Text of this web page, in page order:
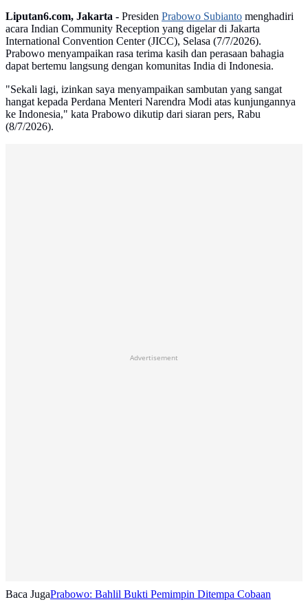
Liputan6.com, Jakarta - Presiden Prabowo Subianto menghadiri
acara Indian Community Reception yang digelar di Jakarta
International Convention Center (JICC), Selasa (7/7/2026).
Prabowo menyampaikan rasa terima kasih dan perasaan bahagia
dapat bertemu langsung dengan komunitas India di Indonesia.
"Sekali lagi, izinkan saya menyampaikan sambutan yang sangat
hangat kepada Perdana Menteri Narendra Modi atas kunjungannya
ke Indonesia," kata Prabowo dikutip dari siaran pers, Rabu
(8/7/2026).
Advertisement
Baca JugaPrabowo: Bahlil Bukti Pemimpin Ditempa Cobaan